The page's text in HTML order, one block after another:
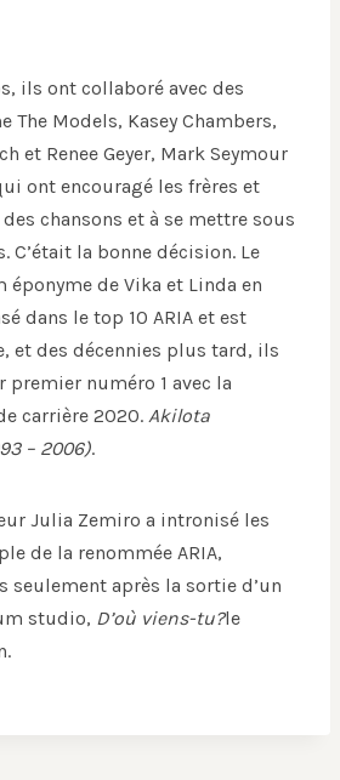
ils ont collaboré avec des
The Models, Kasey Chambers,
et Renee Geyer, Mark Seymour
ont encouragé les frères et
chansons et à se mettre sous
C’était la bonne décision. Le
de Vika et Linda en
dans le top 10 ARIA et est
et des décennies plus tard, ils
numéro 1 avec la
carrière 2020. Akilota
– 2006).
Julia Zemiro a intronisé les
de la renommée ARIA,
seulement après la sortie d’un
studio, D’où viens-tu?le